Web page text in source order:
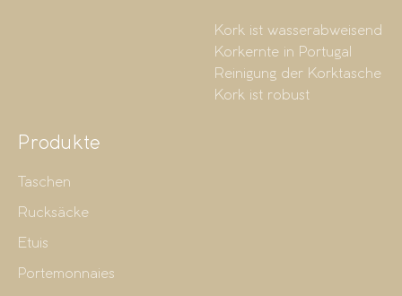
Kork ist wasserabweisend
Korkernte in Portugal
Reinigung der Korktasche
Kork ist robust
Produkte
Taschen
Rucksäcke
Etuis
Portemonnaies